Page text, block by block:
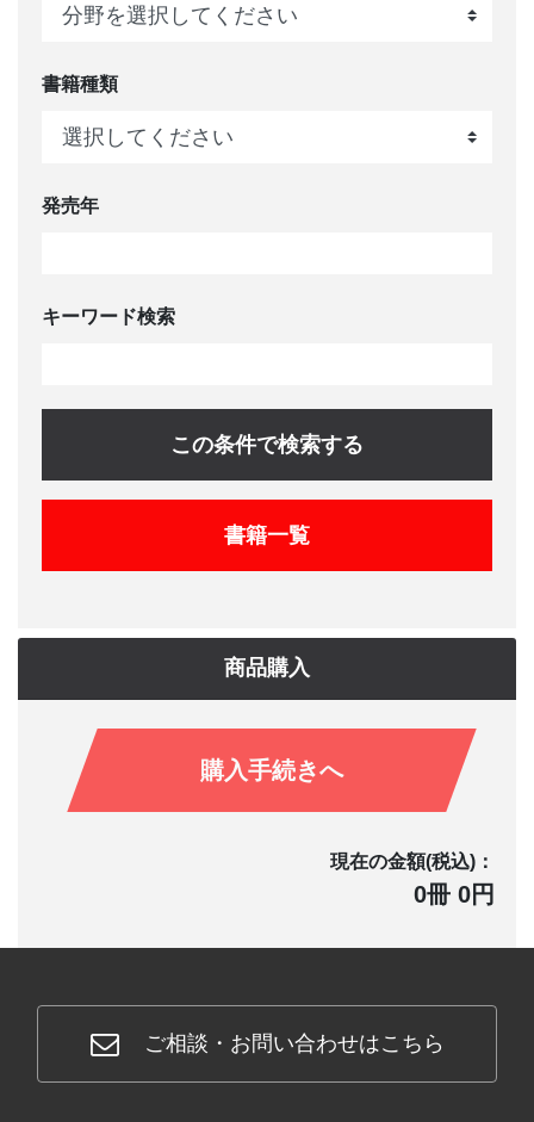
書籍種類
発売年
キーワード検索
この条件で検索する
書籍一覧
商品購入
購入手続きへ
現在の金額(税込)：
0冊 0円
ご相談・お問い合わせはこちら